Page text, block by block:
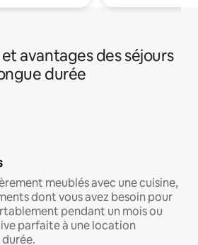
avantages des séjours
durée
meublés avec une cuisine,
dont vous avez besoin pour
pendant un mois ou
parfaite à une location